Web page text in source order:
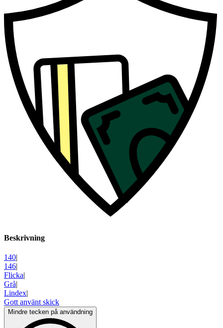
Beskrivning
140|
146|
Flicka|
Grå|
Lindex|
Gott använt skick
Mindre tecken på användning